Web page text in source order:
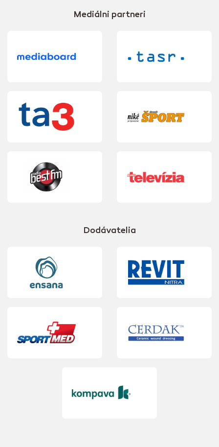
Mediálni partneri
Dodávatelia